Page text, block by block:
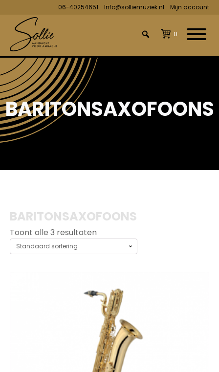
06-40254651 Info@solliemuziek.nl Mijn account
0
BARITONSAXOFOONS
BARITONSAXOFOONS
Toont alle 3 resultaten